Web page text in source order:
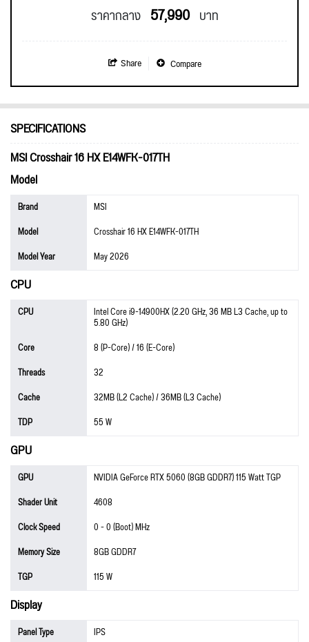
ราคากลาง 57,990 บาท
Share Compare
SPECIFICATIONS
MSI Crosshair 16 HX E14WFK-017TH
Model
Brand
MSI
Model
Crosshair 16 HX E14WFK-017TH
Model Year
May 2026
CPU
CPU Intel Core i9-14900HX (2.20 GHz, 36 MB L3 Cache, up to
5.80 GHz)
Core
8 (P-Core) / 16 (E-Core)
Threads
32
Cache
32MB (L2 Cache) / 36MB (L3 Cache)
TDP
55 W
GPU
GPU
NVIDIA GeForce RTX 5060 (8GB GDDR7) 115 Watt TGP
Shader Unit
4608
Clock Speed
0 - 0 (Boot) MHz
Memory Size
8GB GDDR7
TGP
115 W
Display
Panel Type
IPS